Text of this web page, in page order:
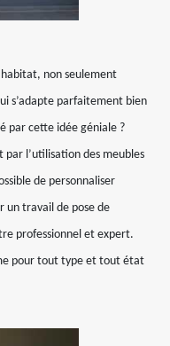
non seulement
s’adapte parfaitement bien
par cette idée géniale ?
par l’utilisation des meubles
de personnaliser
un travail de pose de
professionnel et expert.
pour tout type et tout état